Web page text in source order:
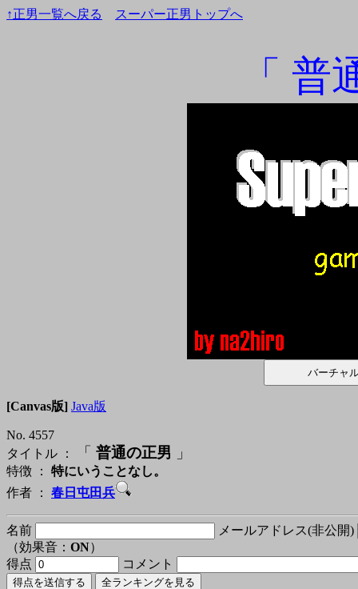
↑正男一覧へ戻る スーパー正男トップへ
「 普
[Canvas版] Java版
No. 4557
タイトル ：
「 普通の正男 」
特徴 ： 特にいうことなし。
作者 ： 春日屯田兵
名前
メールアドレス(非公開)
（効果音： ON）
得点
コメント